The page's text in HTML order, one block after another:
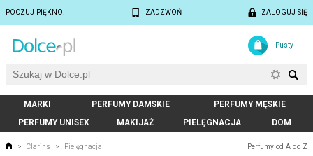
POCZUJ PIĘKNO! ZADZWOŃ ZALOGUJ SIĘ
Pusty
MARKI PERFUMY DAMSKIE
PERFUMY MĘSKIE
PERFUMY UNISEX
MAKIJAŻ PIELĘGNACJA DOM
Perfumy od A do Z
> Clarins > Pielęgnacja